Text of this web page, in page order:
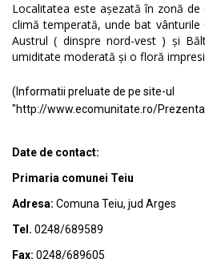
Localitatea este așezată în zonă
climă temperată, unde bat vânturile
Austrul ( dinspre nord-vest ) și
umiditate moderată și o floră
(Informatii preluate de pe site-ul
"http://www.ecomunitate.ro/
Date de contact:
Primaria comunei Teiu
Adresa: Comuna Teiu, jud Arges
Tel. 0248/689589
Fax: 0248/689605